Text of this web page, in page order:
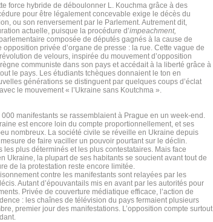
force hybride de déboulonner L. Kouchma grâce à des
pour être légalement concevable exige le décès du
ou son renversement par le Parlement. Autrement dit,
actuelle, puisque la procédure d’impeachment,
composée de députés gagnés à la cause de
privée d’organe de presse : la rue. Cette vague de
de velours, inspirée du mouvement d’opposition
communiste dans son pays et accédait à la liberté grâce à
le pays. Les étudiants tchèques donnaient le ton en
générations se distinguent par quelques coups d’éclat
le mouvement « l’Ukraine sans Koutchma ».
manifestants se rassemblaient à Prague en un week-end.
est encore loin du compte proportionnellement, et ses
nombreux. La société civile se réveille en Ukraine depuis
de faire vaciller un pouvoir pourtant sur le déclin.
les plus déterminés et les plus contestataires. Mais face
Ukraine, la plupart de ses habitants se soucient avant tout de
de la protestation reste encore limitée.
contre les manifestants sont relayées par les
Autant d’épouvantails mis en avant par les autorités pour
Privée de couverture médiatique efficace, l’action de
: les chaînes de télévision du pays fermaient plusieurs
premier jour des manifestations. L’opposition compte surtout